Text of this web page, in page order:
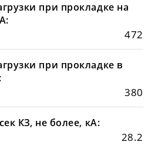
при прокладке на
472
при прокладке в
380
КЗ, не более, кА:
28.2